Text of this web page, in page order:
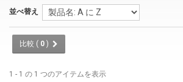
並べ替え
比較 ( 0 )
1 - 1 の 1 つのアイテムを表示